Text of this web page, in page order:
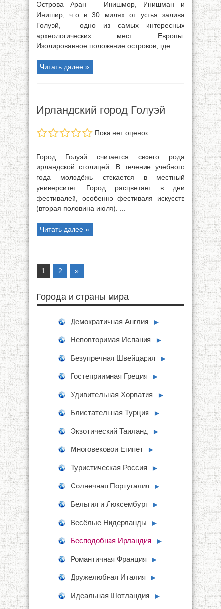
Острова Аран – Инишмор, Инишман и
Инишир, что в 30 милях от устья залива
Голуэй, – одно из самых интересных
археологических мест Европы.
Изолированное положение островов, где ...
Читать далее »
Ирландский город Голуэй
Пока нет оценок
Город Голуэй считается своего рода
ирландской столицей. В течение учебного
года молодёжь стекается в местный
университет. Город расцветает в дни
фестивалей, особенно фестиваля искусств
(вторая половина июля). ...
Читать далее »
1 2 »
Города и страны мира
Демократичная Англия ►
Неповторимая Испания ►
Безупречная Швейцария ►
Гостеприимная Греция ►
Удивительная Хорватия ►
Блистательная Турция ►
Экзотический Таиланд ►
Многовековой Египет ►
Туристическая Россия ►
Солнечная Португалия ►
Бельгия и Люксембург ►
Весёлые Нидерланды ►
Бесподобная Ирландия ►
Романтичная Франция ►
Дружелюбная Италия ►
Идеальная Шотландия ►